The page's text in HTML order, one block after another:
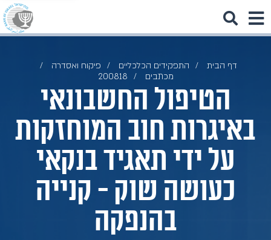
דף הבית התפקידים הכלכליים
פיקוח ואסדרה
מכתבים
200818
הטיפול החשבונאי
באיגרות חוב המוחזקות
על ידי תאגיד בנקאי
כעושה שוק - קנייה
בהנפקה